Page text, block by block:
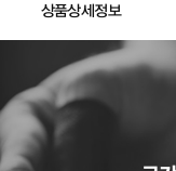
상품상세정보